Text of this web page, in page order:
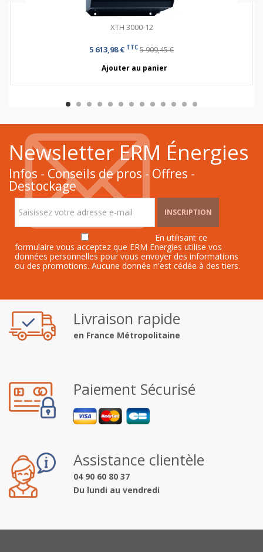
XTH 3000-12
5 613,98 € TTC 5 909,45 €
Ajouter au panier
Newsletter ERM Énergies
Infos - Conseils de pros - Offres -
Destockage
INSCRIPTION
En utilisant ce
formulaire vous acceptez que ERM Energies utilise vos
données personnelles pour vous envoyer des informations
ou des promotions. Aucune donnée n'est cédée à des tiers.
Livraison rapide
en France Métropolitaine
Paiement Sécurisé
Assistance clientèle
04 90 60 80 37
Du lundi au vendredi